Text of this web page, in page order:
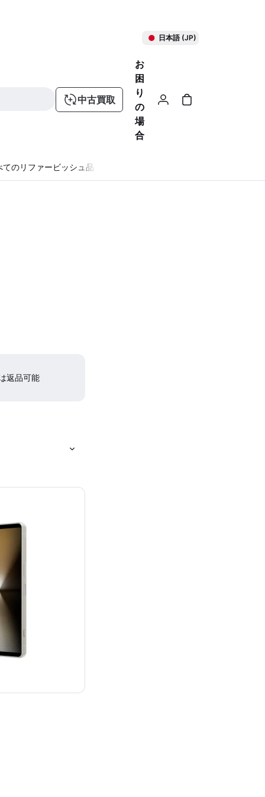
日本語 (JP)
中古買取
お
困
り
の
場
合
てのリファービッシュ品
返品可能